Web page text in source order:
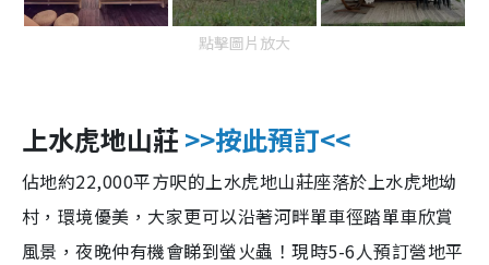
點擊圖片放大
上水虎地山莊 >>按此預訂<<
佔地約22,000平方呎的上水虎地山莊座落於上水虎地坳
村，環境優美，大家更可以沿著河畔單車徑踏單車欣賞
風景，夜晚仲有機會睇到螢火蟲！現時5-6人預訂營地平